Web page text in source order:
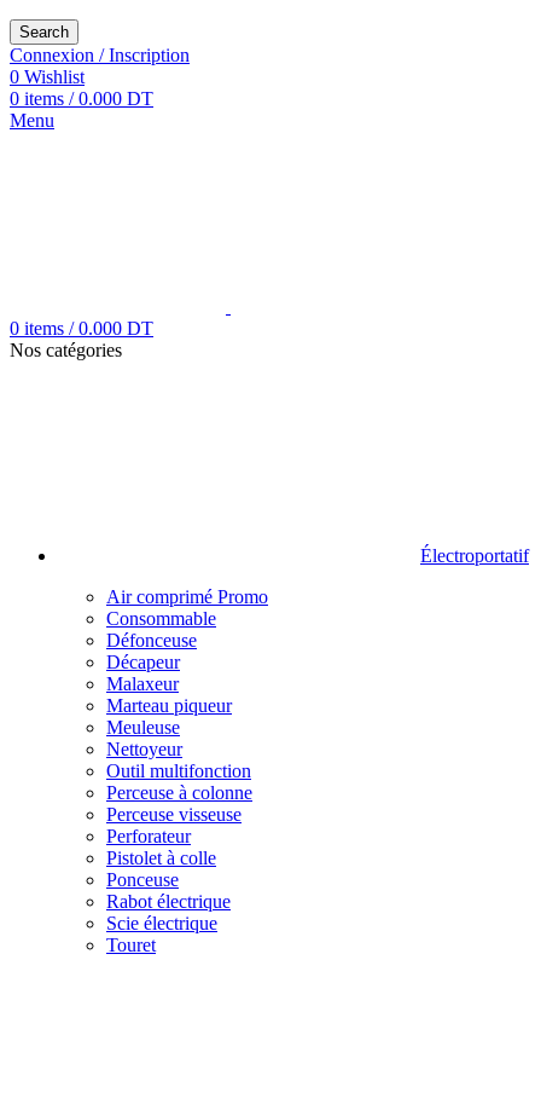
Search
Connexion / Inscription
0 Wishlist
0 items / 0.000 DT
Menu
0 items / 0.000 DT
Nos catégories
Électroportatif
Air comprimé Promo
Consommable
Défonceuse
Décapeur
Malaxeur
Marteau piqueur
Meuleuse
Nettoyeur
Outil multifonction
Perceuse à colonne
Perceuse visseuse
Perforateur
Pistolet à colle
Ponceuse
Rabot électrique
Scie électrique
Touret